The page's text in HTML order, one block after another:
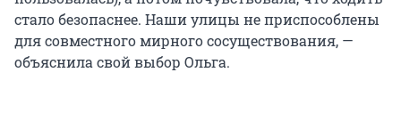
стало безопаснее. Наши улицы не приспособлены
для совместного мирного сосуществования, —
объяснила свой выбор Ольга.